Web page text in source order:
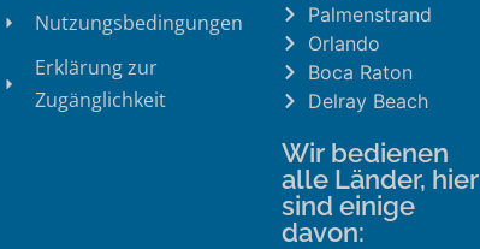
Nutzungsbedingungen
Erklärung zur
Zugänglichkeit
Palmenstrand
Orlando
Boca Raton
Delray Beach
Wir bedienen
alle Länder, hier
sind einige
davon: